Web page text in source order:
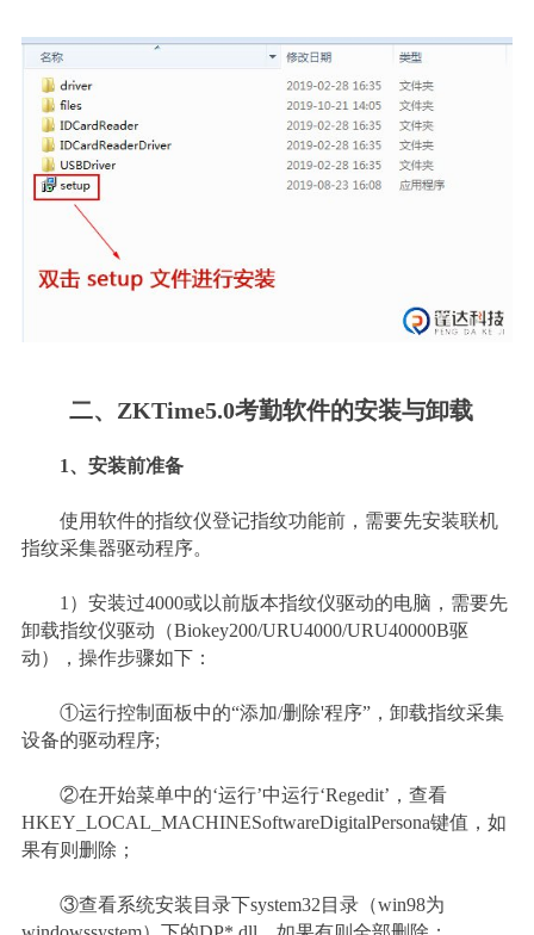
二、ZKTime5.0考勤软件的安装与卸载
1、安装前准备
使用软件的指纹仪登记指纹功能前，需要先安装联机
指纹采集器驱动程序。
1）安装过4000或以前版本指纹仪驱动的电脑，需要先
卸载指纹仪驱动（Biokey200/URU4000/URU40000B驱
动），操作步骤如下：
①运行控制面板中的“添加/删除'程序”，卸载指纹采集
设备的驱动程序;
②在开始菜单中的‘运行’中运行‘Regedit’，查看
HKEY_LOCAL_MACHINESoftwareDigitalPersona键值，如
果有则删除；
③查看系统安装目录下system32目录（win98为